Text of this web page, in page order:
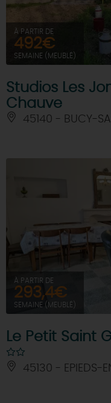
À PARTIR DE
492€
SEMAINE (MEUBLÉ)
Studios Les
Chauve
45140 - BUCY-
À PARTIR DE
293,4€
SEMAINE (MEUBLÉ)
Le Petit Saint
45130 - EPIEDS-